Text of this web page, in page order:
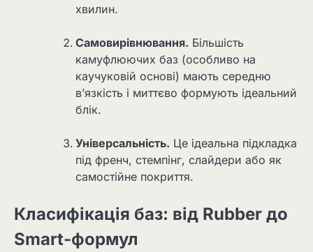
хвилин.
Самовирівнювання. Більшість
камуфлюючих баз (особливо на
каучуковій основі) мають середню
в’язкість і миттєво формують ідеальний
блік.
Універсальність. Це ідеальна підкладка
під френч, стемпінг, слайдери або як
самостійне покриття.
Класифікація баз: від Rubber до
Smart-формул